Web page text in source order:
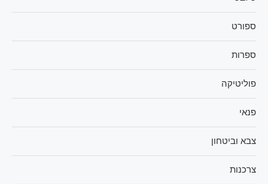
ספורט
ספרות
פוליטיקה
פנאי
צבא וביטחון
צרכנות